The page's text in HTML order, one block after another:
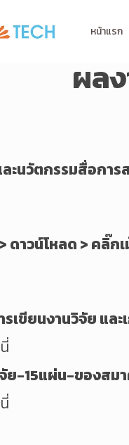
หน้าแรก
ผล
ะนวัตกรรมสื่อการ
ดาวน์โหลด > คลิ๊
เขียนงานวิจัย แล
ย-15แผ่น-ของสม